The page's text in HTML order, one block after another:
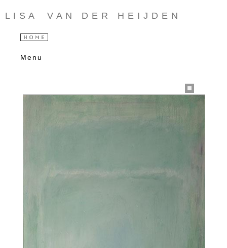
L I S A V A N D E R H E I J D E N
Menu